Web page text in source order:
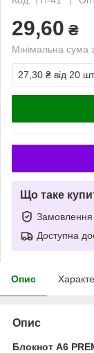
29,60 ₴
Мінімальна сума
27,30 ₴ від 20
Що таке
Замовлення
Доступна
Опис
Опис
Блокнот А6